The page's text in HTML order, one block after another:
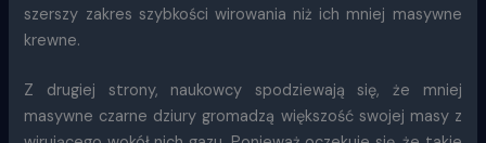
szerszy zakres szybkości wirowania niż ich mniej masywne
krewne.
Z drugiej strony, naukowcy spodziewają się, że mniej
masywne czarne dziury gromadzą większość swojej masy z